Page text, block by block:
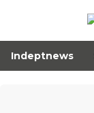
Indeptnews